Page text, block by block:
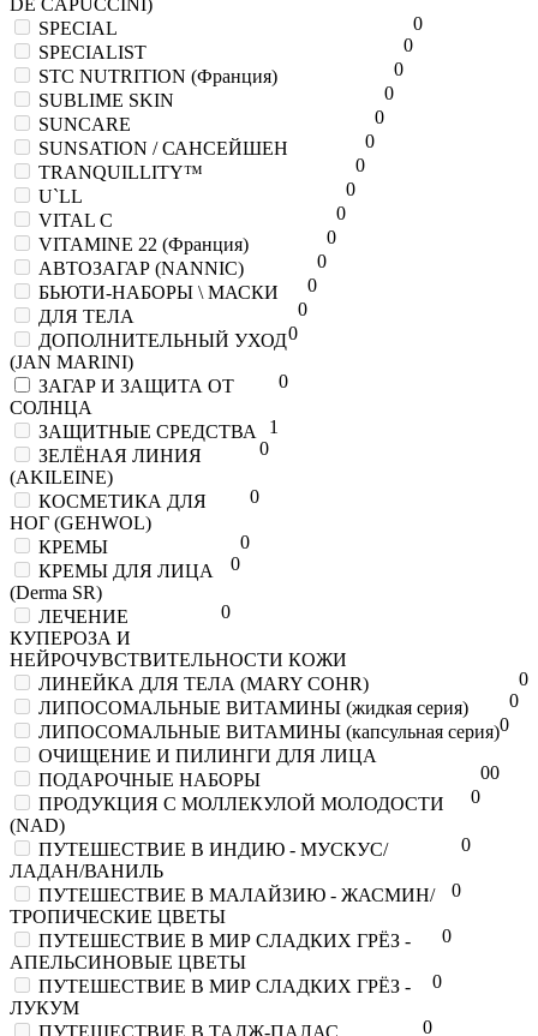
DE CAPUCCINI)
0
SPECIAL
0
SPECIALIST
0
STC NUTRITION (Франция)
0
SUBLIME SKIN
0
SUNCARE
0
SUNSATION / САНСЕЙШЕН
0
TRANQUILLITY™
0
U`LL
0
VITAL C
0
VITAMINE 22 (Франция)
0
АВТОЗАГАР (NANNIC)
0
БЬЮТИ-НАБОРЫ \ МАСКИ
0
ДЛЯ ТЕЛА
0
ДОПОЛНИТЕЛЬНЫЙ УХОД
(JAN MARINI)
0
ЗАГАР И ЗАЩИТА ОТ
СОЛНЦА
1
ЗАЩИТНЫЕ СРЕДСТВА
0
ЗЕЛЁНАЯ ЛИНИЯ
(AKILEINE)
0
КОСМЕТИКА ДЛЯ
НОГ (GEHWOL)
0
КРЕМЫ
0
КРЕМЫ ДЛЯ ЛИЦА
(Derma SR)
0
ЛЕЧЕНИЕ
КУПЕРОЗА И
НЕЙРОЧУВСТВИТЕЛЬНОСТИ КОЖИ
0
ЛИНЕЙКА ДЛЯ ТЕЛА (MARY COHR)
0
ЛИПОСОМАЛЬНЫЕ ВИТАМИНЫ (жидкая серия)
0
ЛИПОСОМАЛЬНЫЕ ВИТАМИНЫ (капсульная серия)
0
ОЧИЩЕНИЕ И ПИЛИНГИ ДЛЯ ЛИЦА
0
ПОДАРОЧНЫЕ НАБОРЫ
0
ПРОДУКЦИЯ С МОЛЛЕКУЛОЙ МОЛОДОСТИ
(NAD)
0
ПУТЕШЕСТВИЕ В ИНДИЮ - МУСКУС/
ЛАДАН/ВАНИЛЬ
0
ПУТЕШЕСТВИЕ В МАЛАЙЗИЮ - ЖАСМИН/
ТРОПИЧЕСКИЕ ЦВЕТЫ
0
ПУТЕШЕСТВИЕ В МИР СЛАДКИХ ГРЁЗ -
АПЕЛЬСИНОВЫЕ ЦВЕТЫ
0
ПУТЕШЕСТВИЕ В МИР СЛАДКИХ ГРЁЗ -
ЛУКУМ
0
ПУТЕШЕСТВИЕ В ТАДЖ-ПАЛАС